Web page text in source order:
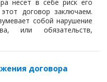
несет в себе риск его
договор заключаем.
собой нарушение
или обязательств,
договора